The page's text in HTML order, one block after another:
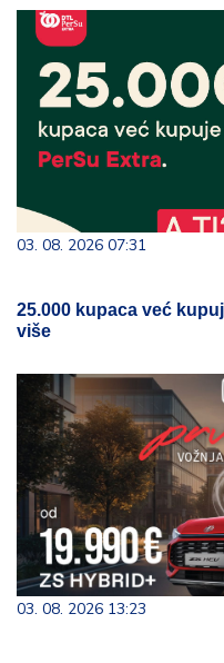
03. 08. 2026 07:31
25.000 kupaca već
više
03. 08. 2026 13:23